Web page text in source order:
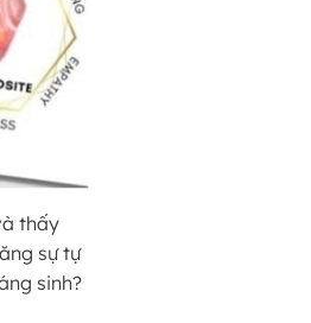
thấy
sự tự
sinh?